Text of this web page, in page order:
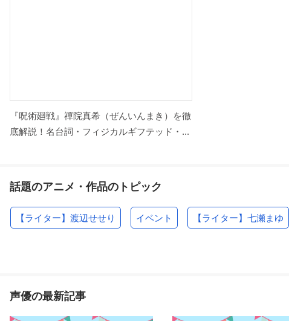
『呪術廻戦』禪院真希（ぜんいんまき）を徹
底解説！名台詞・フィジカルギフテッド・...
話題のアニメ・作品のトピック
【ライター】渡辺せせり イベント 【ライター】七瀬まゆ
声優の最新記事